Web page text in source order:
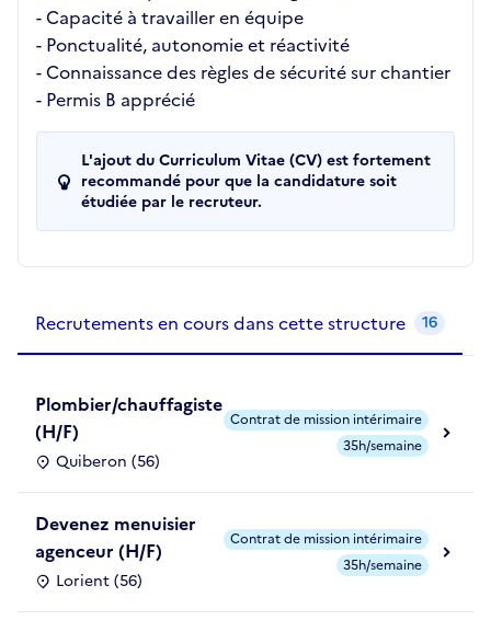
- Capacité à travailler en équipe
- Ponctualité, autonomie et réactivité
- Connaissance des règles de sécurité sur chantier
- Permis B apprécié
L'ajout du Curriculum Vitae (CV) est fortement
recommandé pour que la candidature soit
étudiée par le recruteur.
Recrutements en cours dans cette structure 16
Plombier/chauffagiste
(H/F)
Quiberon (56)
Contrat de mission intérimaire
35h/semaine
Devenez menuisier
agenceur (H/F)
Lorient (56)
Contrat de mission intérimaire
35h/semaine